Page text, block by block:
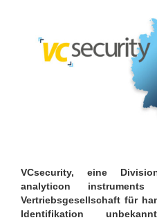
VCsecurity, eine
analyticon
Vertriebsgesellschaft für
Identifikation